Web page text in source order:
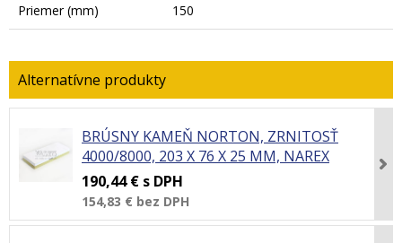
Priemer (mm) 150
BRÚSNY KAMEŇ NORTON, ZRNITOSŤ
4000/8000, 203 X 76 X 25 MM, NAREX
190,44 € s DPH
154,83 € bez DPH